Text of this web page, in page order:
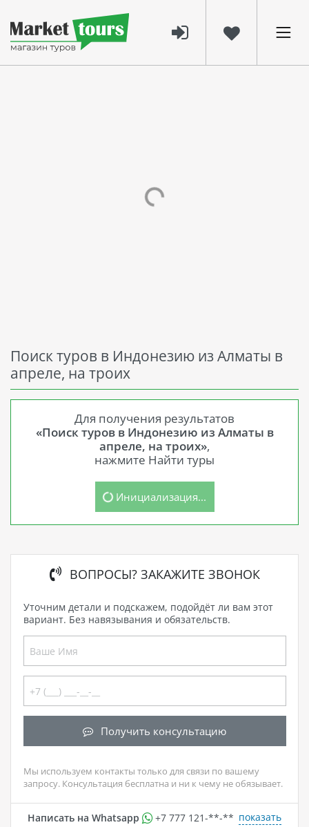
Поиск туров в Индонезию из Алматы в
апреле, на троих
Для получения результатов
«Поиск туров в Индонезию из Алматы в
апреле, на троих»,
нажмите Найти туры
Инициализация...
ВОПРОСЫ? ЗАКАЖИТЕ ЗВОНОК
Уточним детали и подскажем, подойдёт ли вам этот
вариант. Без навязывания и обязательств.
Получить консультацию
Мы используем контакты только для связи по вашему
запросу. Консультация бесплатна и ни к чему не обязывает.
Написать на Whatsapp +7 777 121-**-** показать